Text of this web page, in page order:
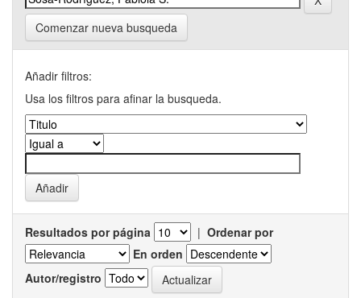
Comenzar nueva busqueda
Añadir filtros:
Usa los filtros para afinar la busqueda.
Resultados por página | Ordenar por
En orden
Autor/registro